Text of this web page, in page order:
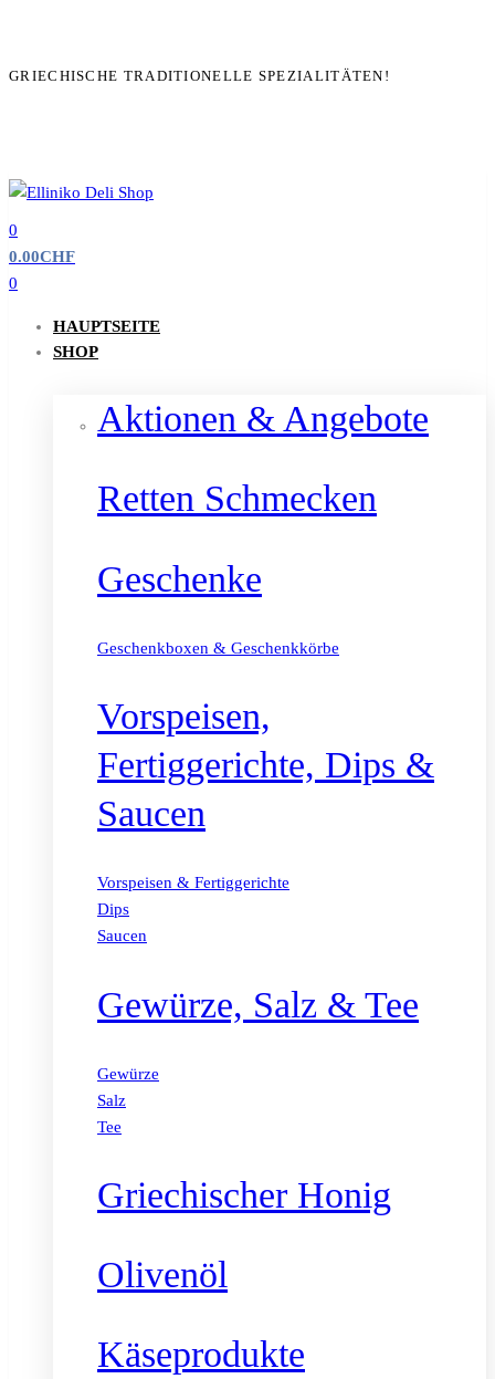
GRIECHISCHE TRADITIONELLE SPEZIALITÄTEN!
0
0.00CHF
0
HAUPTSEITE
SHOP
Aktionen & Angebote
Retten Schmecken
Geschenke
Geschenkboxen & Geschenkkörbe
Vorspeisen,
Fertiggerichte, Dips &
Saucen
Vorspeisen & Fertiggerichte
Dips
Saucen
Gewürze, Salz & Tee
Gewürze
Salz
Tee
Griechischer Honig
Olivenöl
Käseprodukte